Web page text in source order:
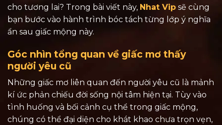
cho tương lai? Trong bài viết này, Nhat Vip sẽ cùng
bạn bước vào hành trình bóc tách từng lớp ý nghĩa
ẩn sau giấc mộng này.
Góc nhìn tổng quan về giấc mơ thấy
người yêu cũ
Những giấc mơ liên quan đến người yêu cũ là mảnh
kí ức phản chiếu đời sống nội tâm hiện tại. Tùy vào
tình huống và bối cảnh cụ thể trong giấc mộng,
chúng có thể đại diện cho khát khao chưa trọn vẹn,